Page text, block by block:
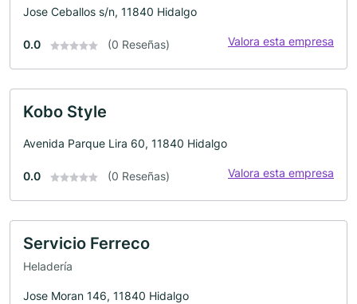
Jose Ceballos s/n, 11840 Hidalgo
0.0 (0 Reseñas) Valora esta empresa
Kobo Style
Avenida Parque Lira 60, 11840 Hidalgo
0.0 (0 Reseñas) Valora esta empresa
Servicio Ferreco
Heladería
Jose Moran 146, 11840 Hidalgo